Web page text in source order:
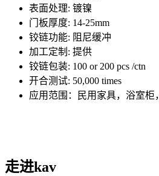
表面处理: 镀镍
门板厚度: 14-25mm
铰链功能: 阻尼缓冲
加工定制: 提供
铰链包装: 100 or 200 pcs /ctn
开合测试: 50,000 times
应用范围：民用家具，浴室柜
走进kav